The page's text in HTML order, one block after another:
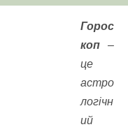
Горос
коп –
це
астро
логічн
ий